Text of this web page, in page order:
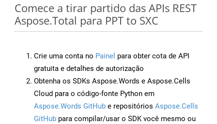
Comece a tirar partido das APIs REST
Aspose.Total para PPT to SXC
Crie uma conta no Painel para obter cota de API
gratuita e detalhes de autorização
Obtenha os SDKs Aspose.Words e Aspose.Cells
Cloud para o código-fonte Python em
Aspose.Words GitHub e repositórios Aspose.Cells
GitHub para compilar/usar o SDK você mesmo ou